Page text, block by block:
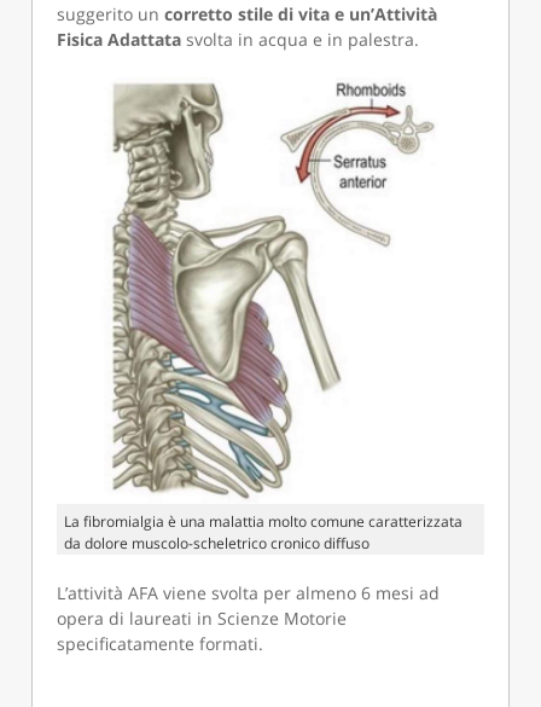
suggerito uncorretto stile di vita e un’Attività
Fisica Adattata svolta in acqua e in palestra.
La fibromialgia è una malattia molto comune caratterizzata
da dolore muscolo-scheletrico cronico diffuso
L’attività AFA viene svolta per almeno 6 mesi ad
opera di laureati in Scienze Motorie
specificatamente formati.